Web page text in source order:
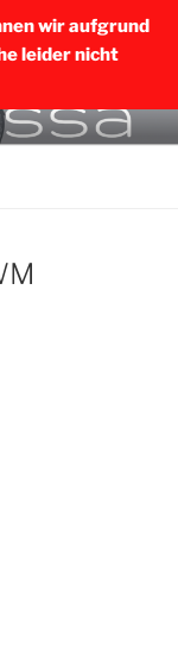
wir aufgrund
leider nicht